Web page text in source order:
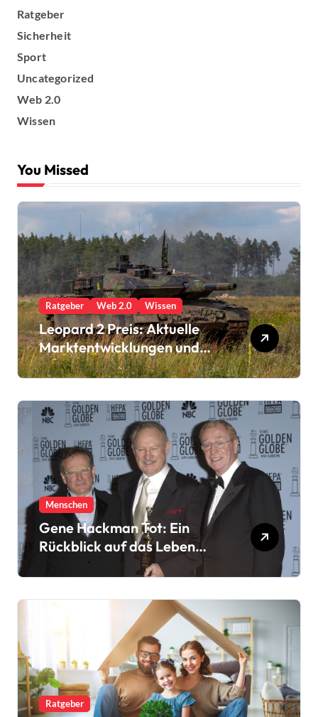
Ratgeber
Sicherheit
Sport
Uncategorized
Web 2.0
Wissen
You Missed
Ratgeber Web 2.0 Wissen
Leopard 2 Preis: Aktuelle
Marktentwicklungen und
Kaufoptionen
Menschen
Gene Hackman Tot: Ein
Rückblick auf das Leben
eines Filmlegenden
Ratgeber